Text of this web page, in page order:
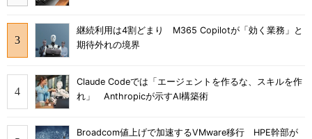
継続利用は4割どまり M365 Copilotが「効く業務」と
期待外れの境界
Claude Codeでは「エージェントを作るな、スキルを作
れ」 Anthropicが示すAI構築術
Broadcom値上げで加速するVMware移行 HPE幹部が